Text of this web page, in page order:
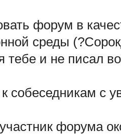
форум в
среды
тебе и не писал
собеседникам с
форума